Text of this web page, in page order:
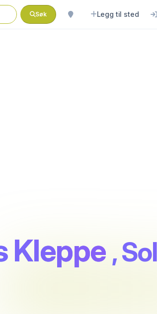
Søk Legg til sted
Kleppe ,